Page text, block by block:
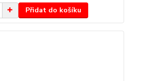
Přidat do košíku